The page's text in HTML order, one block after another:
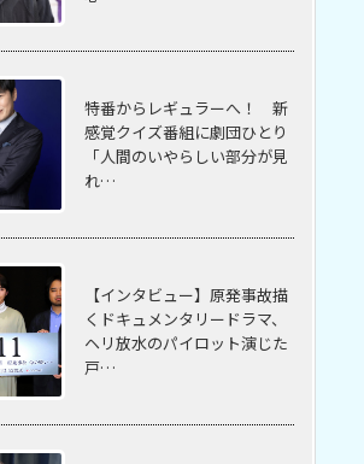
特番からレギュラーへ！ 新
感覚クイズ番組に劇団ひとり
「人間のいやらしい部分が見
れ…
【インタビュー】原発事故描
くドキュメンタリードラマ、
ヘリ放水のパイロット演じた
戸…